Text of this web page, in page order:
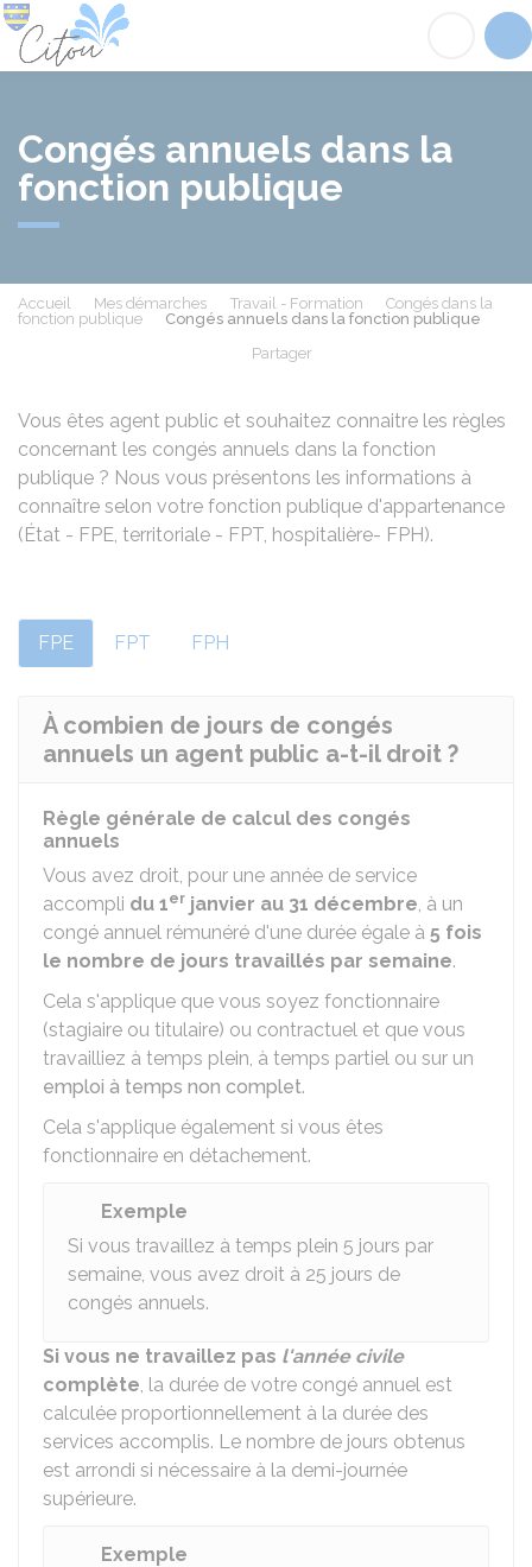
Congés annuels dans la
fonction publique
Accueil Mes démarches Travail - Formation
Congés dans la
fonction publique
Congés annuels dans la fonction publique
Partager
Vous êtes agent public et souhaitez connaitre les règles
concernant les congés annuels dans la fonction
publique ? Nous vous présentons les informations à
connaître selon votre fonction publique d'appartenance
(État - FPE, territoriale - FPT, hospitalière- FPH).
FPE FPT FPH
À combien de jours de congés
annuels un agent public a-t-il droit ?
Règle générale de calcul des congés
annuels
Vous avez droit, pour une année de service
accompli du 1er janvier au 31 décembre, à un
congé annuel rémunéré d'une durée égale à 5 fois
le nombre de jours travaillés par semaine.
Cela s'applique que vous soyez fonctionnaire
(stagiaire ou titulaire) ou contractuel et que vous
travailliez à temps plein, à temps partiel ou sur un
emploi à temps non complet.
Cela s'applique également si vous êtes
fonctionnaire en détachement.
Exemple
Si vous travaillez à temps plein 5 jours par
semaine, vous avez droit à 25 jours de
congés annuels.
Si vous ne travaillez pas l'année civile
complète, la durée de votre congé annuel est
calculée proportionnellement à la durée des
services accomplis. Le nombre de jours obtenus
est arrondi si nécessaire à la demi-journée
supérieure.
Exemple